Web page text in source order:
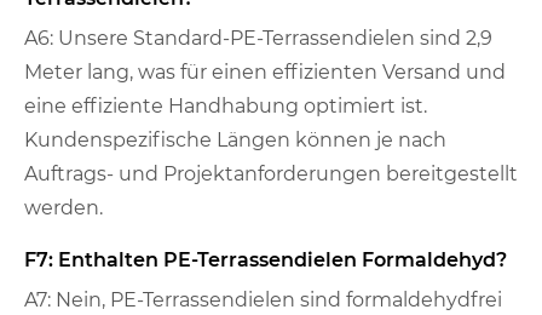
A6: Unsere Standard-PE-Terrassendielen sind 2,9
Meter lang, was für einen effizienten Versand und
eine effiziente Handhabung optimiert ist.
Kundenspezifische Längen können je nach
Auftrags- und Projektanforderungen bereitgestellt
werden.
F7: Enthalten PE-Terrassendielen Formaldehyd?
A7: Nein, PE-Terrassendielen sind formaldehydfrei